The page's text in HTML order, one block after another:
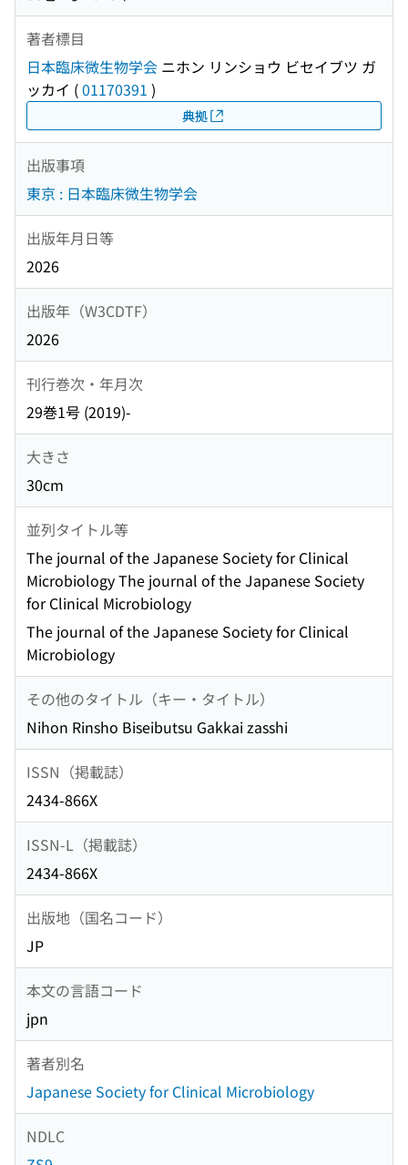
著者標目
日本臨床微生物学会 ニホン リンショウ ビセイブツ ガ
ッカイ (01170391 )
典拠
出版事項
東京 : 日本臨床微生物学会
出版年月日等
2026
出版年（W3CDTF）
2026
刊行巻次・年月次
29巻1号 (2019)-
大きさ
30cm
並列タイトル等
The journal of the Japanese Society for Clinical
Microbiology The journal of the Japanese Society
for Clinical Microbiology
The journal of the Japanese Society for Clinical
Microbiology
その他のタイトル（キー・タイトル）
Nihon Rinsho Biseibutsu Gakkai zasshi
ISSN（掲載誌）
2434-866X
ISSN-L（掲載誌）
2434-866X
出版地（国名コード）
JP
本文の言語コード
jpn
著者別名
Japanese Society for Clinical Microbiology
NDLC